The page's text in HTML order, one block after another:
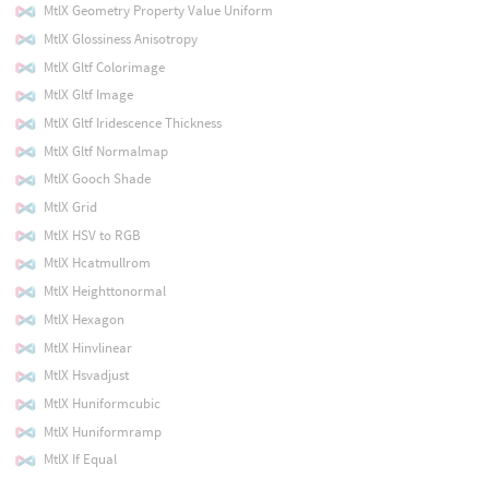
MtlX Geometry Property Value Uniform
MtlX Glossiness Anisotropy
MtlX Gltf Colorimage
MtlX Gltf Image
MtlX Gltf Iridescence Thickness
MtlX Gltf Normalmap
MtlX Gooch Shade
MtlX Grid
MtlX HSV to RGB
MtlX Hcatmullrom
MtlX Heighttonormal
MtlX Hexagon
MtlX Hinvlinear
MtlX Hsvadjust
MtlX Huniformcubic
MtlX Huniformramp
MtlX If Equal